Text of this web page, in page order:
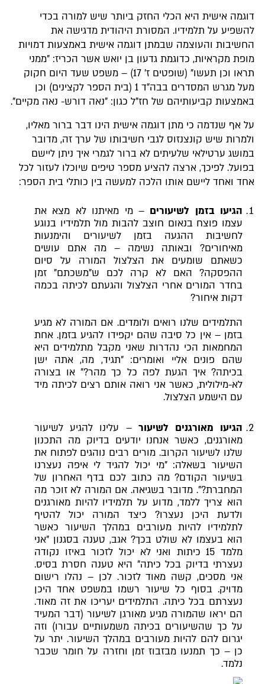
דוגמה אישית היא הכלי החזק ביותר שיש למורה בכדי
להשפיע על תלמידיו. המסורת היהודית מדגישה את
החשיבות והעוצמה שבמתן דוגמה אישית באמצעות דמויות
מופת מקראיות, כדוגמת גדעון בן יואש אשר הכריז: "ממני
תראו וכן תעשו" (שופטים ז' 17) – משפט שעד היום חקוק
מעל מגרש המסדרים בבה"ד 1 (בית הספר לקצינים) וכן
באמצעות קביעותיהם של חז"ל כגון: "נאה דורש- נאה מקיים".
על אף שנדמה כי מתן דוגמה אישית הינו דבר ברור מאליו,
ולמרות שיש קונצנזוס לגבי חשיבותו של ערך זה, מדובר
במושג ערטילאי שלעיתים לא ברור לגמרי איך ניתן ליישם
בפועל. לפיכך, ארצה להציע מספר טיפים שיוכלו לעזור לכל
אחד ואחד ליישם אותו הלכה למעשה בין כותלי בית הספר:
הגיעו בזמן לשיעורים – מי מאיתנו לא מצא את
עצמו פוצח בנאום חוצב להבות מול תלמידיו בנוגע
לחשיבות ההגעה בזמן לשיעורים והימנעות
מאיחורים? ובאותה נשימה – מה אתם עושים
כשאתם שומעים את הצלצול המורה על סיום
ההפסקה? האם לא קרה לכם ש"משכתם" זמן
בחדר המורים אחרי הצלצול והגעתם לכיתה בכמה
דקות איחור?
התלמידים שלנו רואים ולומדים. אם המורה לא מגיע
בזמן – אין כל סיבה שהם יקפידו להגיע בזמן. אחת
המחמאות הכי נהדרות שאני מקבל מתלמידים היא
שהם פונים אליי ואומרים: "תגיד, מה, אתה ישן
בכיתה? איך הגעת לפה כל כך מהר?" או בצורה
לא-מילולית, כאשר אני רואה אותם רצים לכיתה מיד
עם הישמע הצלצול.
הגיעו מאורגנים לשיעור – עלינו להגיע לשיעור
מאורגנים, כאשר אנחנו יודעים בדיוק מה התכנון
שלנו לשיעור הקרוב. מורים רבים נוהגים לפתוח את
השיעור בשאלה: "מי יכול להגיד לי איפה נעצרנו
בשיעור הקודם? מה כתוב לכם בדף האחרון של
המחברת?". מדובר בשגיאה. אם המורה לא זוכר מה
הוא צריך ללמד, מדוע על תלמידיו להיות מאורגנים
ולדעת היכן נעצרו? כיצד המורה יכול להטיף
לתלמידיו להיות מעורבים במהלך השיעור כאשר
הוא בעצמו לא שולט בכך? אגב, טענה בסגנון "אני
מלמד 15 כיתות ואני לא יכול לזכור באיזו נקודה
נעצרתי בדיוק בכל כיתה" היא טענה חסרת בסיס.
אני מסכים, קשה מאוד לזכור. לכן – נהלו רישום
מדויק. בסוף כל שיעור רשמו במשפט אחד היכן
נעצרתם בכל כיתה. התלמידים יעריכו את זה מאוד.
הם יראו שהמורה מגיע מאורגן לשיעור (דבר המעיד
על כך שהשיעורים בכיתה משמעותיים עבורו) וזה
יגרום להם להיות מעורבים במהלך השיעור. יתר על
כן – כך תמנעו מבזבוז זמן וחזרה על חומר שכבר
נלמד.